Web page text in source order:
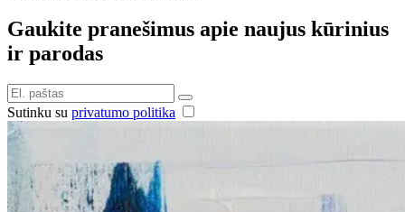
Gaukite pranešimus apie naujus kūrinius
ir parodas
Sutinku su privatumo politika